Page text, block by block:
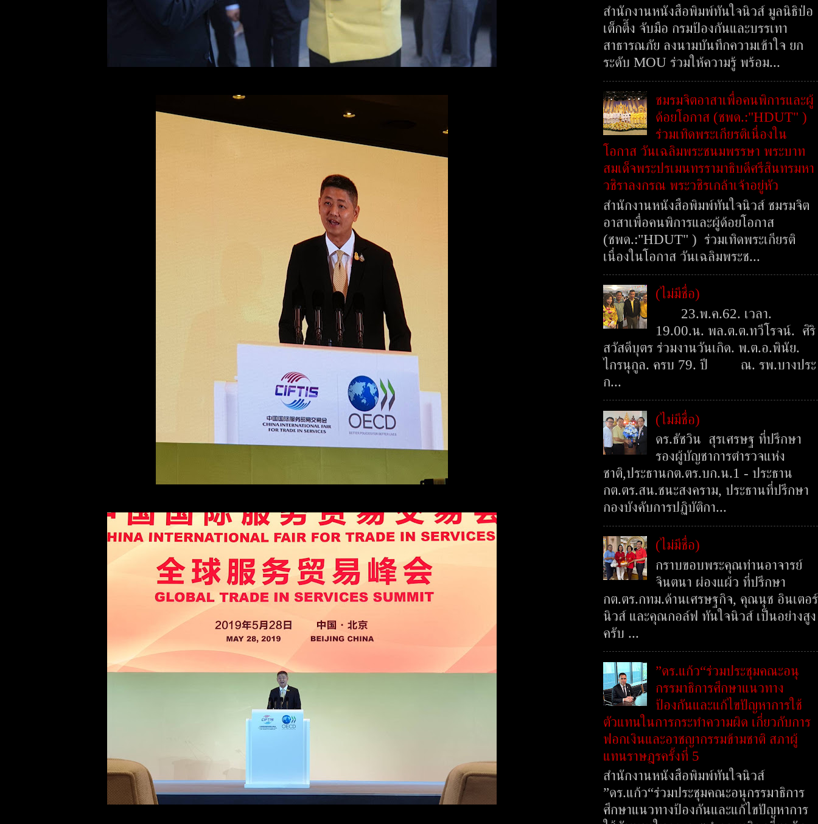
สำนักงานหนังสือพิมพ์ทันใจนิวส์ มูลนิธิป่อ
เต็กตึ๊ง จับมือ กรมป้องกันและบรรเทา
สาธารณภัย ลงนามบันทึกความเข้าใจ ยก
ระดับ MOU ร่วมให้ความรู้ พร้อม...
ชมรมจิตอาสาเพื่อคนพิการและผู้
ด้อยโอกาส (ชพด.:"HDUT" )
ร่วมเทิดพระเกียรติเนื่องใน
โอกาส วันเฉลิมพระชนมพรรษา พระบาท
สมเด็จพระปรเมนทรรามาธิบดีศรีสินทรมหา
วชิราลงกรณ พระวชิรเกล้าเจ้าอยู่หัว
สำนักงานหนังสือพิมพ์ทันใจนิวส์ ชมรมจิต
อาสาเพื่อคนพิการและผู้ด้อยโอกาส
(ชพด.:"HDUT" ) ร่วมเทิดพระเกียรติ
เนื่องในโอกาส วันเฉลิมพระช...
(ไม่มีชื่อ)
23.พ.ค.62. เวลา.
19.00.น. พล.ต.ต.ทวีโรจน์. ศิริ
สวัสดีบุตร ร่วมงานวันเกิด. พ.ต.อ.พินัย.
ไกรนุกูล. ครบ 79. ปี ณ. รพ.บางประ
ก...
(ไม่มีชื่อ)
ดร.ธัชวิน สุรเศรษฐ ที่ปรึกษา
รองผู้บัญชาการตำรวจแห่ง
ชาติ,ประธานกต.ตร.บก.น.1 - ประธาน
กต.ตร.สน.ชนะสงคราม, ประธานที่ปรึกษา
กองบังคับการปฏิบัติกา...
(ไม่มีชื่อ)
กราบขอบพระคุณท่านอาจารย์
จินตนา ผ่องแผ้ว ที่ปรึกษา
กต.ตร.กทม.ด้านเศรษฐกิจ, คุณนุช อินเตอร์
นิวส์ และคุณกอล์ฟ ทันใจนิวส์ เป็นอย่างสูง
ครับ ...
”ดร.แก้ว“ร่วมประชุมคณะอนุ
กรรมาธิการศึกษาแนวทาง
ป้องกันและแก้ไขปัญหาการใช้
ตัวแทนในการกระทำความผิด เกี่ยวกับการ
ฟอกเงินและอาชญากรรมข้ามชาติ สภาผู้
แทนราษฎรครั้งที่ 5
สำนักงานหนังสือพิมพ์ทันใจนิวส์
”ดร.แก้ว“ร่วมประชุมคณะอนุกรรมาธิการ
ศึกษาแนวทางป้องกันและแก้ไขปัญหาการ